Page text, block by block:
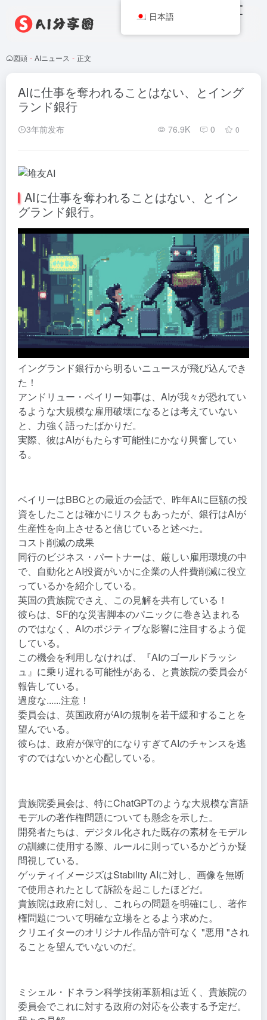
図頭 - AIニュース - 正文
AIに仕事を奪われることはない、とイング
ランド銀行
3年前发布 76.9K 0 0
AIに仕事を奪われることはない、とイン
グランド銀行。
イングランド銀行から明るいニュースが飛び込んでき
た！
アンドリュー・ベイリー知事は、AIが我々が恐れてい
るような大規模な雇用破壊になるとは考えていない
と、力強く語ったばかりだ。
実際、彼はAIがもたらす可能性にかなり興奮してい
る。
ベイリーはBBCとの最近の会話で、昨年AIに巨額の投
資をしたことは確かにリスクもあったが、銀行はAIが
生産性を向上させると信じていると述べた。
コスト削減の成果
同行のビジネス・パートナーは、厳しい雇用環境の中
で、自動化とAI投資がいかに企業の人件費削減に役立
っているかを紹介している。
英国の貴族院でさえ、この見解を共有している！
彼らは、SF的な災害脚本のパニックに巻き込まれる
のではなく、AIのポジティブな影響に注目するよう促
している。
この機会を利用しなければ、『AIのゴールドラッシ
ュ』に乗り遅れる可能性がある、と貴族院の委員会が
報告している。
過度な......注意！
委員会は、英国政府がAIの規制を若干緩和することを
望んでいる。
彼らは、政府が保守的になりすぎてAIのチャンスを逃
すのではないかと心配している。
貴族院委員会は、特にChatGPTのような大規模な言語
モデルの著作権問題についても懸念を示した。
開発者たちは、デジタル化された既存の素材をモデル
の訓練に使用する際、ルールに則っているかどうか疑
問視している。
ゲッティイメージズはStability AIに対し、画像を無断
で使用されたとして訴訟を起こしたほどだ。
貴族院は政府に対し、これらの問題を明確にし、著作
権問題について明確な立場をとるよう求めた。
クリエイターのオリジナル作品が許可なく "悪用 "され
ることを望んでいないのだ。
ミシェル・ドネラン科学技術革新相は近く、貴族院の
委員会でこれに対する政府の対応を公表する予定だ。
日本語